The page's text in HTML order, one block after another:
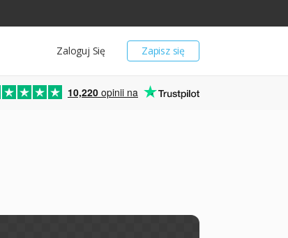
Zapisz się
Zaloguj Się
10,220 opinii na